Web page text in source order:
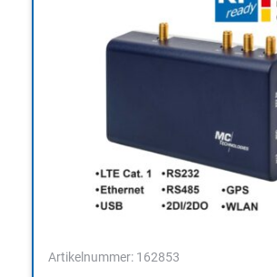
Artikelnummer: 162853